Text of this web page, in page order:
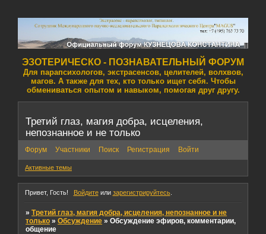
ЭЗОТЕРИЧЕСКО - ПОЗНАВАТЕЛЬНЫЙ ФОРУМ
Для парапсихологов, экстрасенсов, целителей, волхвов,
магов. А также для тех, кто только ищет себя. Чтобы
обмениваться опытом и навыком, помогая друг другу.
Третий глаз, магия добра, исцеления,
непознанное и не только
Форум Участники Поиск Регистрация Войти
Активные темы
Привет, Гость! Войдитеили зарегистрируйтесь.
»Третий глаз, магия добра, исцеления, непознанное и не
только »Обсуждение »Обсуждение эфиров, комментарии,
общение